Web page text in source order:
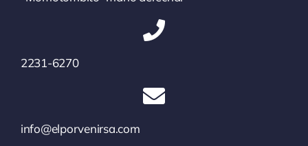
2231-6270
info@elporvenirsa.com